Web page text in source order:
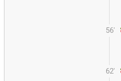
56'
62'